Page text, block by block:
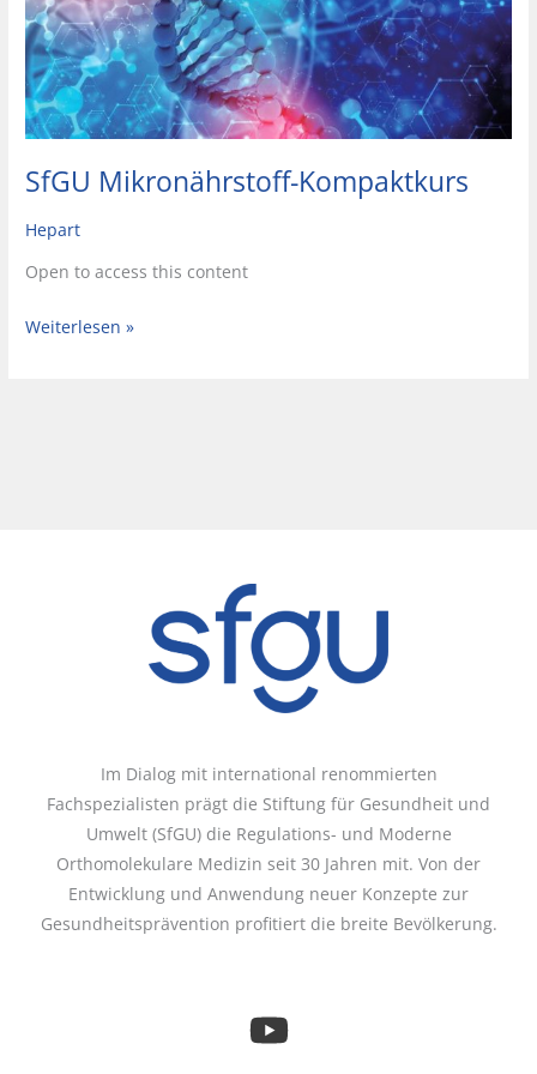
SfGU Mikronährstoff-Kompaktkurs
Hepart
Open to access this content
Weiterlesen »
Im Dialog mit international renommierten
Fachspezialisten prägt die Stiftung für Gesundheit und
Umwelt (SfGU) die Regulations- und Moderne
Orthomolekulare Medizin seit 30 Jahren mit. Von der
Entwicklung und Anwendung neuer Konzepte zur
Gesundheitsprävention profitiert die breite Bevölkerung.